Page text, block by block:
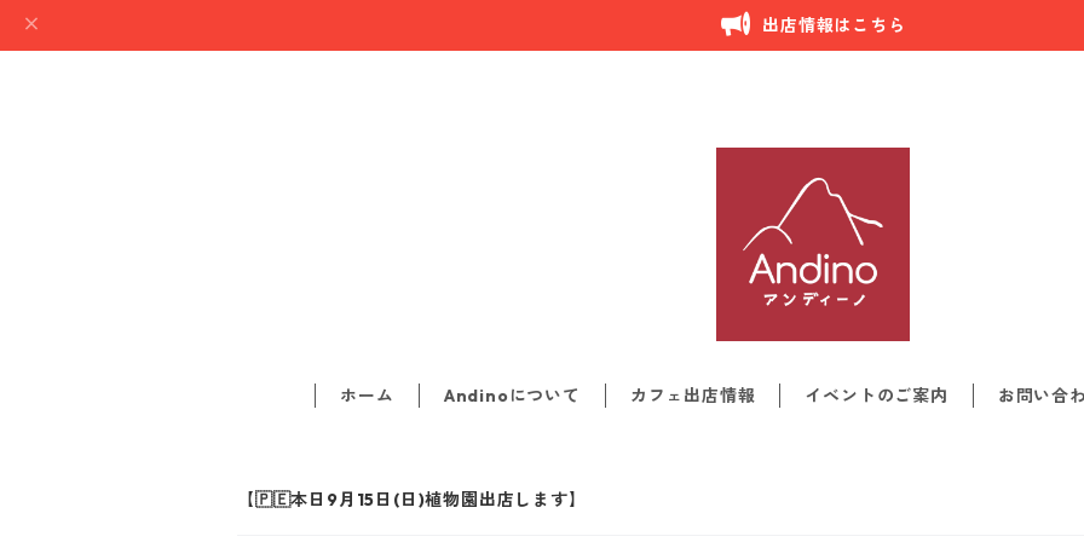
出店情報はこちら
ホーム Andinoについて カフェ出店情報 イベントのご案内 お問い合
【🇵🇪本日9月15日(日)植物園出店します】